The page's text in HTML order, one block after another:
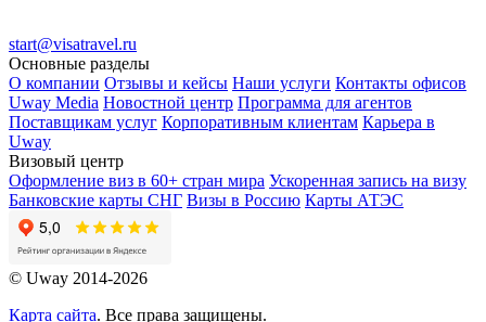
start@visatravel.ru
Основные разделы
О компании Отзывы и кейсы Наши услуги Контакты офисов
Uway Media Новостной центр Программа для агентов
Поставщикам услуг Корпоративным клиентам Карьера в
Uway
Визовый центр
Оформление виз в 60+ стран мира Ускоренная запись на визу
Банковские карты СНГ Визы в Россию Карты АТЭС
© Uway 2014-2026
Карта сайта. Все права защищены.